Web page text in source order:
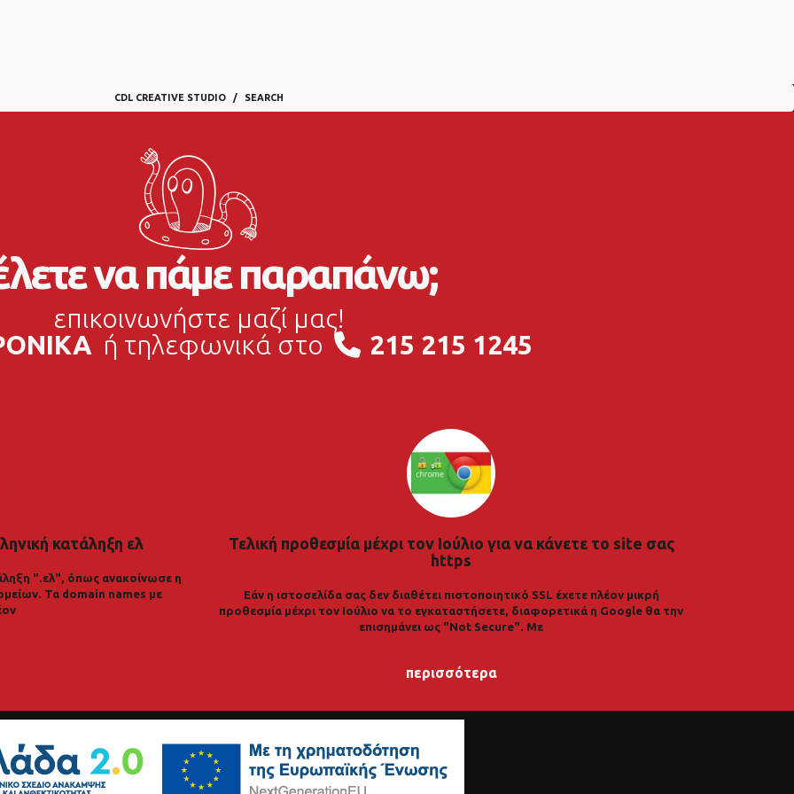
CDL CREATIVE STUDIO SEARCH
να πάμε παραπάνω;
επικοινωνήστε μαζί μας!
ή τηλεφωνικά στο 215 215 1245
κατάληξη ελ
".ελ", όπως ανακοίνωσε η
Τα domain names με
Τελική προθεσμία μέχρι τον Ιούλιο για να κάνετε το site σας
https
Εάν η ιστοσελίδα σας δεν διαθέτει πιστοποιητικό SSL έχετε πλέον μικρή
προθεσμία μέχρι τον Ιούλιο να το εγκαταστήσετε, διαφορετικά η Google θα την
επισημάνει ως "Not Secure". Με
περισσότερα